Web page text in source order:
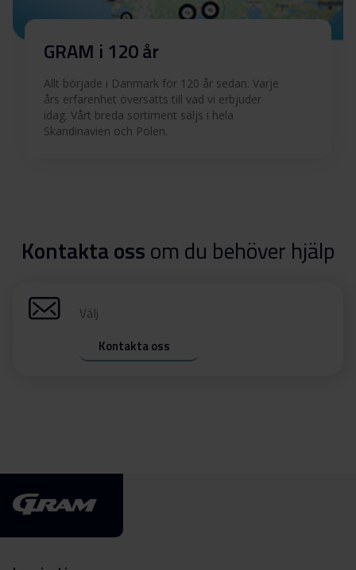
GRAM i 120 år
Allt började i Danmark för 120 år sedan. Varje
års erfarenhet översätts till vad vi erbjuder
idag. Vårt breda sortiment säljs i hela
Skandinavien och Polen.
Kontakta ossom du behöver hjälp
Välj
Kontakta oss